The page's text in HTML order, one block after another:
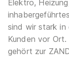
01.08.2026
45141 Essen
1.061 - 1.214
Elektro,
sind wir stark in
Kunden vor Ort.
gehört zur